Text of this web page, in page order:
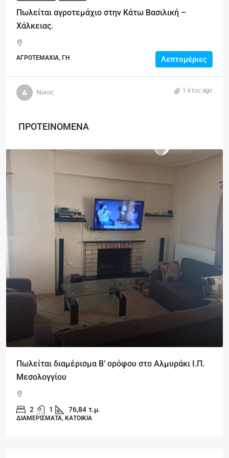
Πωλείται αγροτεμάχιο στην Κάτω Βασιλική –
Χάλκειας.
ΑΓΡΟΤΕΜΑΧΙΑ, ΓΗ Λεπτομέριες
Νίκος 1 έτος ago
ΠΡΟΤΕΙΝΟΜΕΝΑ
Πωλείται διαμέρισμα Β’ ορόφου στο Αλμυράκι Ι.Π.
Μεσολογγίου
2 1 76,84 τ.μ.
ΔΙΑΜΕΡΙΣΜΑΤΑ, ΚΑΤΟΙΚΙΑ